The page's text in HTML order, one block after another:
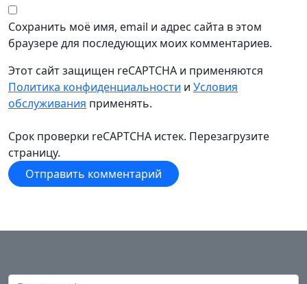
Сохранить моё имя, email и адрес сайта в этом
браузере для последующих моих комментариев.
Этот сайт защищен reCAPTCHA и применяются
Политика конфиденциальности и Условия
обслуживания применять.
Срок проверки reCAPTCHA истек. Перезагрузите
страницу.